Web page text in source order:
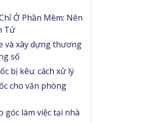
Ở Phần Mềm: Nên
Tử
và xây dựng thương
số
bị kêu: cách xử lý
cho văn phòng
góc làm việc tại nhà